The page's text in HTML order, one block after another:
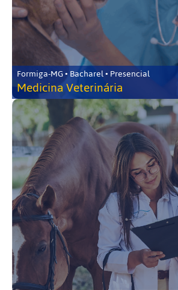
Formiga-MG • Bacharel • Presencial
Medicina Veterinária